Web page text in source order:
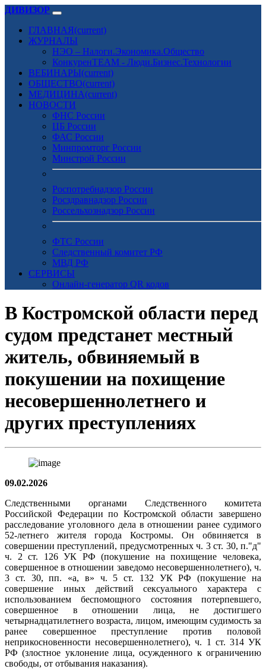
ДИВИЗОР
ГЛАВНАЯ(current)
ЖУРНАЛЫ
НЭО – Налоги.Экономика.Общество
КонкуренTEAM - Люди.Бизнес.Технологии
ВЕБИНАРЫ(current)
ОБЩЕСТВО(current)
МЕДИЦИНА(current)
НОВОСТИ
ФНС России
ЦБ России
ФАС России
Минпромторг России
Минстрой России
Роспотребнадзор России
Росздравнадзор России
Россельхознадзор России
ФТС России
Следственный комитет РФ
МВД РФ
СЕРВИСЫ
Онлайн-генератор QR кодов
В Костромской области перед
судом предстанет местный
житель, обвиняемый в
покушении на похищение
несовершеннолетнего и
других преступлениях
09.02.2026
Следственными органами Следственного комитета
Российской Федерации по Костромской области завершено
расследование уголовного дела в отношении ранее судимого
52-летнего жителя города Костромы. Он обвиняется в
совершении преступлений, предусмотренных ч. 3 ст. 30, п."д"
ч. 2 ст. 126 УК РФ (покушение на похищение человека,
совершенное в отношении заведомо несовершеннолетнего), ч.
3 ст. 30, пп. «а, в» ч. 5 ст. 132 УК РФ (покушение на
совершение иных действий сексуального характера с
использованием беспомощного состояния потерпевшего,
совершенное в отношении лица, не достигшего
четырнадцатилетнего возраста, лицом, имеющим судимость за
ранее совершенное преступление против половой
неприкосновенности несовершеннолетнего), ч. 1 ст. 314 УК
РФ (злостное уклонение лица, осужденного к ограничению
свободы, от отбывания наказания).